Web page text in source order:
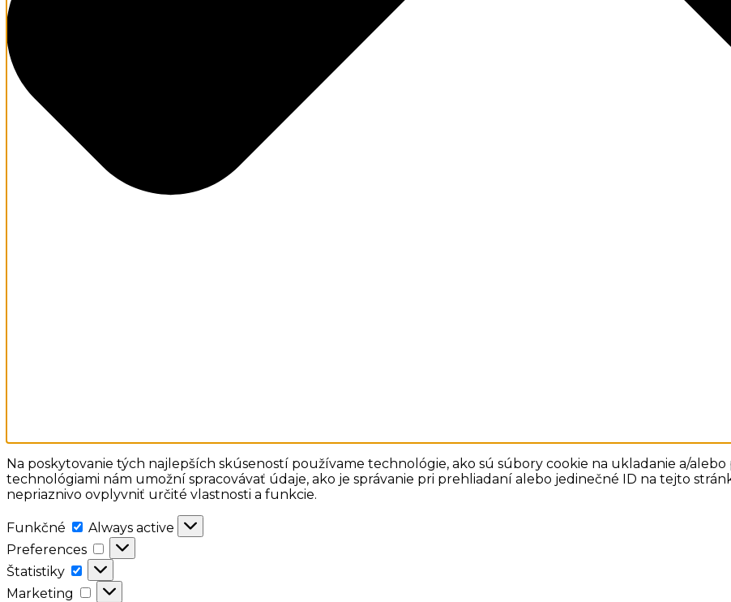
Na poskytovanie tých najlepších skúseností používame technológie, ako sú súbory cookie na ukladanie a/
technológiami nám umožní spracovávať údaje, ako je správanie pri prehliadaní alebo jedinečné ID na tejto
nepriaznivo ovplyvniť určité vlastnosti a funkcie.
Funkčné Funkčné
Always active
Preferences
Preferences
Štatistiky
Štatistiky
Marketing
Marketing